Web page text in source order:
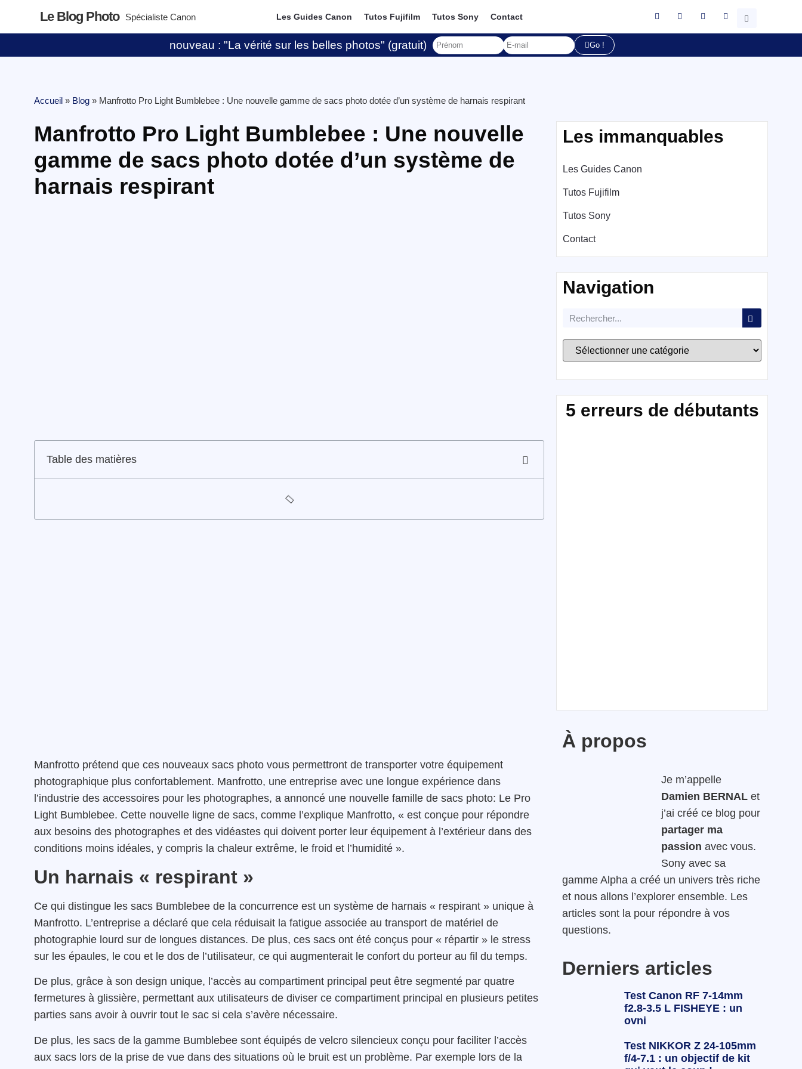
Le Blog Photo Spécialiste Canon Les Guides Canon Tutos Fujifilm Tutos Sony Contact
nouveau : "La vérité sur les belles photos" (gratuit) Go !
Accueil » Blog » Manfrotto Pro Light Bumblebee : Une nouvelle gamme de sacs photo dotée d’un système de harnais respirant
Manfrotto Pro Light Bumblebee : Une nouvelle
gamme de sacs photo dotée d’un système de
harnais respirant
Table des matières
Manfrotto prétend que ces nouveaux sacs photo vous permettront de transporter votre équipement
photographique plus confortablement. Manfrotto, une entreprise avec une longue expérience dans
l’industrie des accessoires pour les photographes, a annoncé une nouvelle famille de sacs photo: Le Pro
Light Bumblebee. Cette nouvelle ligne de sacs, comme l’explique Manfrotto, « est conçue pour répondre
aux besoins des photographes et des vidéastes qui doivent porter leur équipement à l’extérieur dans des
conditions moins idéales, y compris la chaleur extrême, le froid et l’humidité ».
Un harnais « respirant »
Ce qui distingue les sacs Bumblebee de la concurrence est un système de harnais « respirant » unique à
Manfrotto. L’entreprise a déclaré que cela réduisait la fatigue associée au transport de matériel de
photographie lourd sur de longues distances. De plus, ces sacs ont été conçus pour « répartir » le stress
sur les épaules, le cou et le dos de l’utilisateur, ce qui augmenterait le confort du porteur au fil du temps.
De plus, grâce à son design unique, l’accès au compartiment principal peut être segmenté par quatre
fermetures à glissière, permettant aux utilisateurs de diviser ce compartiment principal en plusieurs petites
parties sans avoir à ouvrir tout le sac si cela s’avère nécessaire.
De plus, les sacs de la gamme Bumblebee sont équipés de velcro silencieux conçu pour faciliter l’accès
aux sacs lors de la prise de vue dans des situations où le bruit est un problème. Par exemple lors de la
Les immanquables
Les Guides Canon
Tutos Fujifilm
Tutos Sony
Contact
Navigation
5 erreurs de débutants
À propos
Je m’appelle
Damien BERNAL et
j’ai créé ce blog pour
partager ma
passion avec vous.
Sony avec sa
gamme Alpha a créé un univers très riche
et nous allons l’explorer ensemble. Les
articles sont la pour répondre à vos
questions.
Derniers articles
Test Canon RF 7-14mm
f2.8-3.5 L FISHEYE : un
ovni
Test NIKKOR Z 24-105mm
f/4-7.1 : un objectif de kit